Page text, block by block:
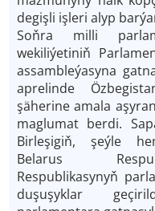
degişli işleri alyp
Soňra milli
wekiliýetiniň
assambleýasyna
aprelinde
şäherine amala
maglumat berdi.
Birleşigiň, şeýle
Belarus
Respublikasynyň
duşuşyklar